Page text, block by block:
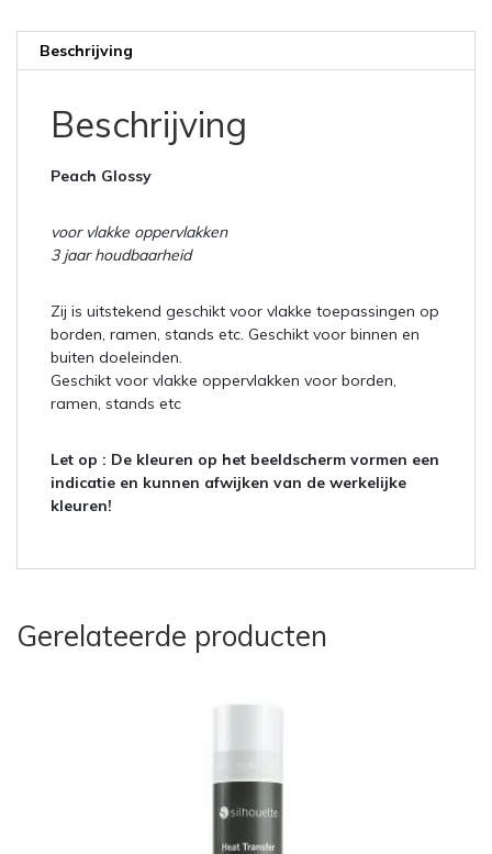
Beschrijving
Beschrijving
Peach Glossy
voor vlakke oppervlakken
3 jaar houdbaarheid
Zij is uitstekend geschikt voor vlakke toepassingen op
borden, ramen, stands etc. Geschikt voor binnen en
buiten doeleinden.
Geschikt voor vlakke oppervlakken voor borden,
ramen, stands etc
Let op : De kleuren op het beeldscherm vormen een
indicatie en kunnen afwijken van de werkelijke
kleuren!
Gerelateerde producten